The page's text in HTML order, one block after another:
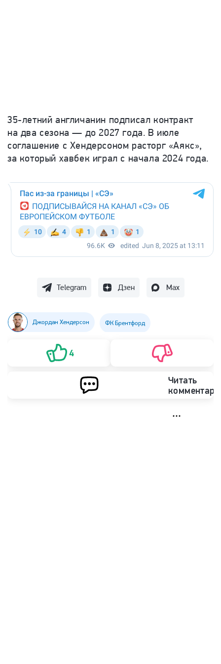
35-летний англичанин подписал контракт
на два сезона — до 2027 года. В июле
соглашение с Хендерсоном расторг «Аякс»,
за который хавбек играл с начала 2024 года.
Telegram Дзен Max
Джордан Хендерсон ФК Брентфорд
4
Читать